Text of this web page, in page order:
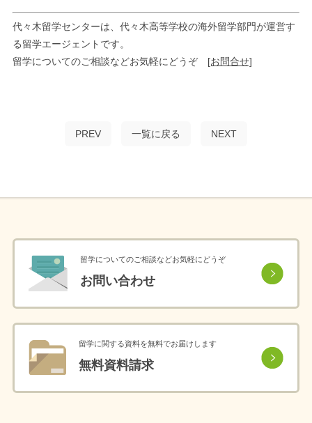
代々木留学センターは、代々木高等学校の海外留学部門が運営す
る留学エージェントです。
留学についてのご相談などお気軽にどうぞ [お問合せ]
PREV 一覧に戻る NEXT
留学についてのご相談などお気軽にどうぞ
お問い合わせ
留学に関する資料を無料でお届けします
無料資料請求